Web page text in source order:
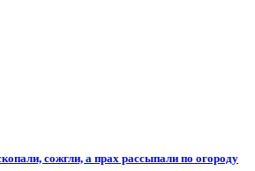
сожгли, а прах рассыпали по огороду